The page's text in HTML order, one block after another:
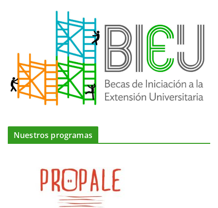
Nuestros programas